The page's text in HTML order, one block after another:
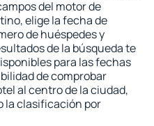
del motor de
elige la fecha de
de huéspedes y
de la búsqueda te
para las fechas
de comprobar
al centro de la ciudad,
la clasificación por